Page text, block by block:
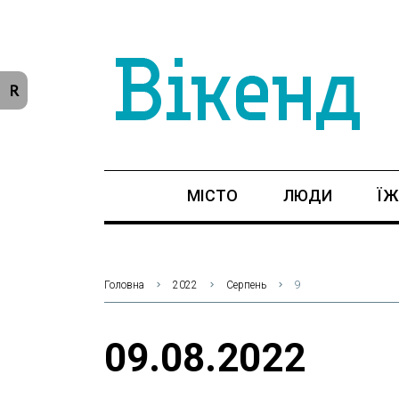
МІСТО ЛЮДИ
Головна 2022 Серпень 9
09.08.2022
R